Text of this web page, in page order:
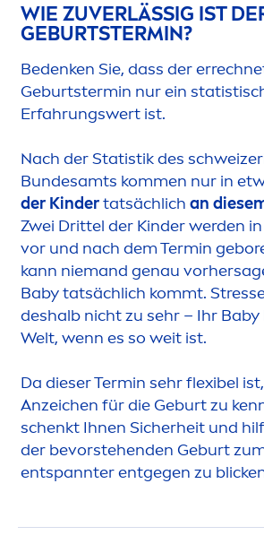
WIE ZUVERLÄSSIG IST
GEBURTSTERMIN?
Bedenken Sie, dass der
Geburtstermin nur ein
Erfahrungswert ist.
Nach der Statistik des
Bundesamts kommen nur in
der Kindertatsächlich an
Zwei Drittel der Kinder werden in
vor und nach dem Termin
kann niemand genau
Baby tatsächlich kommt. Stress
deshalb nicht zu sehr – Ihr
Welt, wenn es so weit ist.
Da dieser Termin sehr flexibel
Anzeichen für die Geburt zu
schenkt Ihnen Sicherheit und
der bevorstehenden Geburt
entspannter entgegen zu